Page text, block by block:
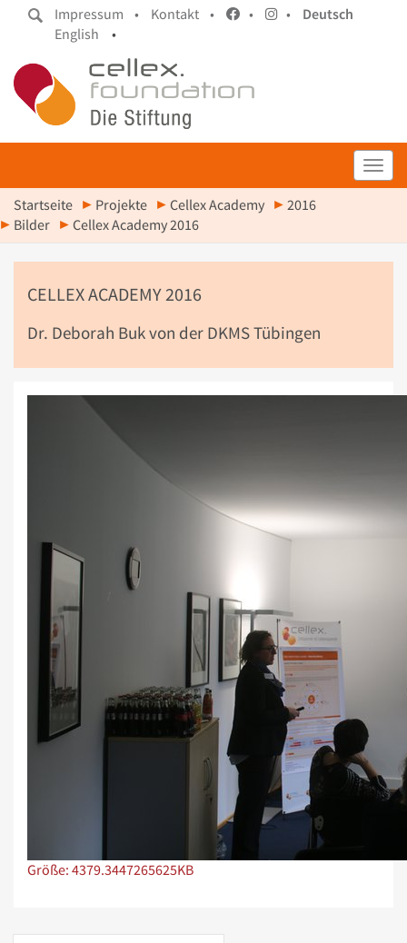
Impressum • Kontakt • • •
Deutsch
English
•
Startseite Projekte Cellex Academy
2016
Bilder
Cellex Academy 2016
CELLEX ACADEMY 2016
Dr. Deborah Buk von der DKMS Tübingen
Zeige Bild in voller Größe…
Größe: 4379.3447265625KB